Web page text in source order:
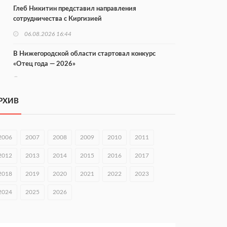
Глеб Никитин представил направления
сотрудничества с Киргизией
06.08.2026 16:44
В Нижегородской области стартовал конкурс
«Отец года — 2026»
Городец подписал соглашения с Кара-Кулем и
вырос в 1,9 раза
В Нижнем Новгороде открыли фестиваль «Семья
2007 2008 2009 2010 2011
2013 2014 2015 2016 2017
2019 2020 2021 2022 2023
2025 2026